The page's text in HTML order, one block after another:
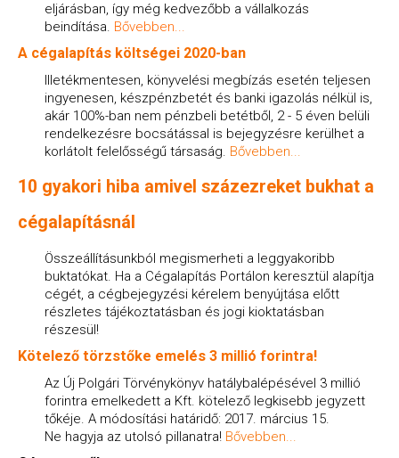
eljárásban, így még kedvezőbb a vállalkozás
beindítása. Bővebben...
A cégalapítás költségei 2020-ban
Illetékmentesen, könyvelési megbízás esetén teljesen
ingyenesen, készpénzbetét és banki igazolás nélkül is,
akár 100%-ban nem pénzbeli betétből, 2 - 5 éven belüli
rendelkezésre bocsátással is bejegyzésre kerülhet a
korlátolt felelősségű társaság. Bővebben...
10 gyakori hiba amivel százezreket bukhat a
cégalapításnál
Összeállításunkból megismerheti a leggyakoribb
buktatókat. Ha a Cégalapítás Portálon keresztül alapítja
cégét, a cégbejegyzési kérelem benyújtása előtt
részletes tájékoztatásban és jogi kioktatásban
részesül!
Kötelező törzstőke emelés 3 millió forintra!
Az Új Polgári Törvénykönyv hatálybalépésével 3 millió
forintra emelkedett a Kft. kötelező legkisebb jegyzett
tőkéje. A módosítási határidő: 2017. március 15.
Ne hagyja az utolsó pillanatra! Bővebben...